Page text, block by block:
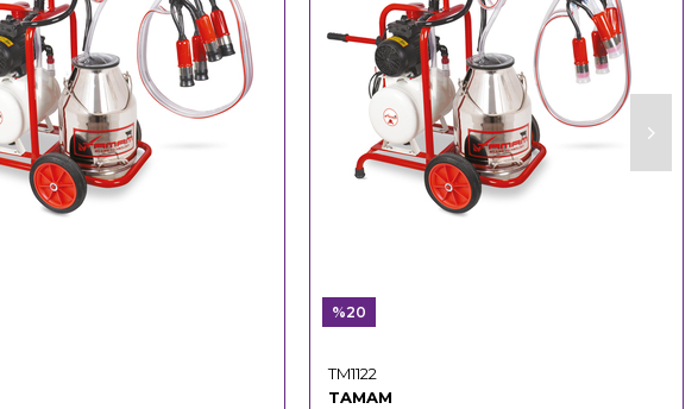
TAMAM
TM1122
%20